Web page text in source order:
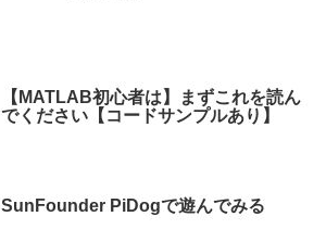
【MATLAB初心者は】まずこれを読ん
でください【コードサンプルあり】
SunFounder PiDogで遊んでみる